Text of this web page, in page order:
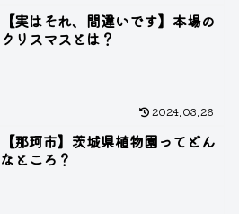
【実はそれ、間違いです】本場の
クリスマスとは？
2024.03.26
【那珂市】茨城県植物園ってどん
なところ？